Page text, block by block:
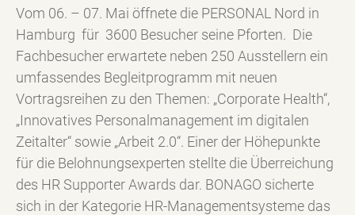
Vom 06. – 07. Mai öffnete die PERSONAL Nord in
Hamburg für 3600 Besucher seine Pforten. Die
Fachbesucher erwartete neben 250 Ausstellern ein
umfassendes Begleitprogramm mit neuen
Vortragsreihen zu den Themen: „Corporate Health“,
„Innovatives Personalmanagement im digitalen
Zeitalter“ sowie „Arbeit 2.0“. Einer der Höhepunkte
für die Belohnungsexperten stellte die Überreichung
des HR Supporter Awards dar. BONAGO sicherte
sich in der Kategorie HR-Managementsysteme das